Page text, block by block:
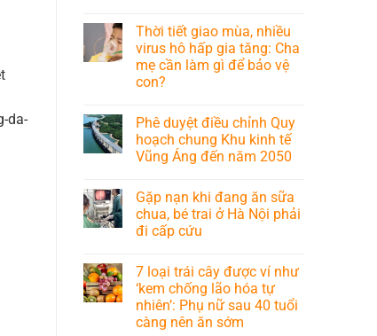
da-
Thời tiết giao mùa, nhiều
virus hô hấp gia tăng: Cha
mẹ cần làm gì để bảo vệ
con?
Phê duyệt điều chỉnh Quy
hoạch chung Khu kinh tế
Vũng Áng đến năm 2050
Gặp nạn khi đang ăn sữa
chua, bé trai ở Hà Nội phải
đi cấp cứu
7 loại trái cây được ví như
‘kem chống lão hóa tự
nhiên’: Phụ nữ sau 40 tuổi
càng nên ăn sớm